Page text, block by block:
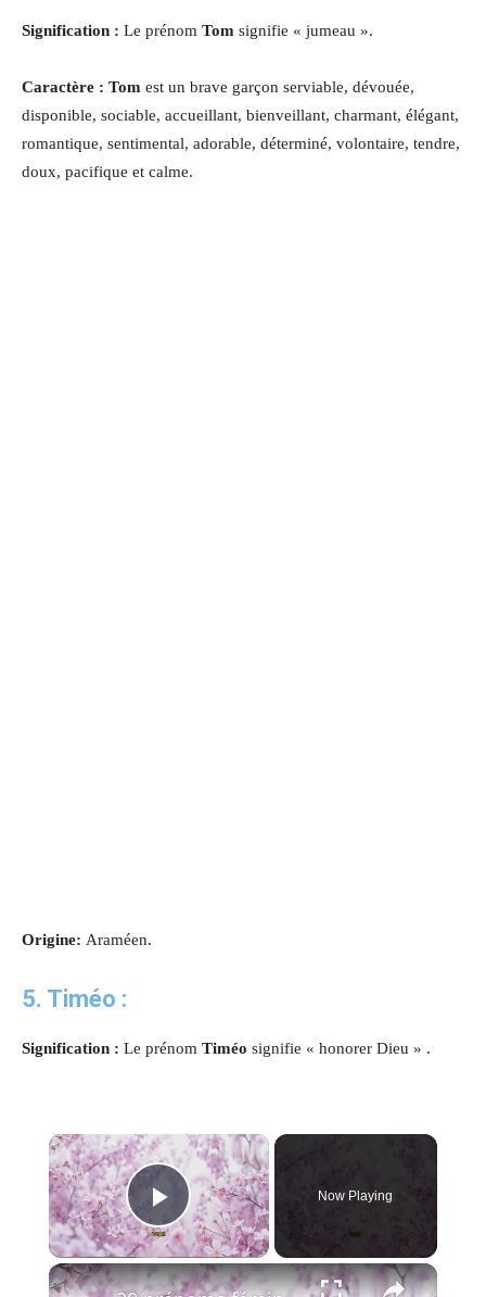
Signification : Le prénom Tom signifie « jumeau ».
Caractère : Tom est un brave garçon serviable, dévouée,
disponible, sociable, accueillant, bienveillant, charmant, élégant,
romantique, sentimental, adorable, déterminé, volontaire, tendre,
doux, pacifique et calme.
Origine: Araméen.
5. Timéo :
Signification : Le prénom Timéo signifie « honorer Dieu » .
×
Play Video
Now Playing
×